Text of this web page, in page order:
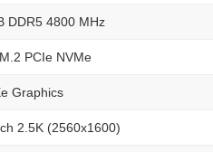
DDR5 4800 MHz
PCIe NVMe
Graphics
2.5K (2560x1600)